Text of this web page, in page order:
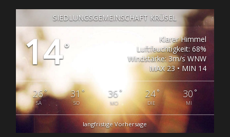
SIEDLUNGSGEMEINSCHAFT KRÜSEL
14°
Klarer Himmel
Luftfeuchtigkeit: 68%
Windstärke: 3m/s WNW
MAX 23 • MIN 14
26°
SA
31°
SO
36°
MO
24°
DIE
30 °
MI
langfristige Vorhersage